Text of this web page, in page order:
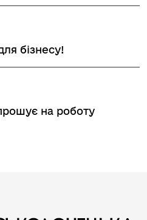
бізнесу!
на роботу